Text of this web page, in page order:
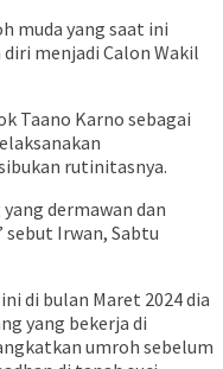
muda yang saat ini
menjadi Calon Wakil
Taano Karno sebagai
rutinitasnya.
dermawan dan
sebut Irwan, Sabtu
di bulan Maret 2024 dia
yang bekerja di
umroh sebelum